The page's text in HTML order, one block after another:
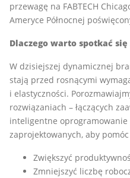
przewagę na FABTECH
Ameryce Północnej
Dlaczego warto spotkać
W dzisiejszej dynamicznej
stają przed rosnącymi
i elastyczności.
rozwiązaniach – łączących
inteligentne oprogramowanie
zaprojektowanych, aby pomóc
Zwiększyć
Zmniejszyć liczbę